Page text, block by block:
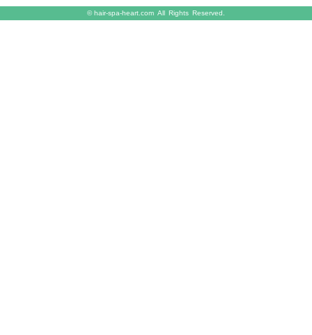
©hair-spa-heart.com All Rights Reserved.